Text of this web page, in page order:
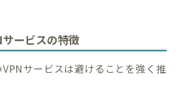
ービスの特徴
サービスは避けることを強く推